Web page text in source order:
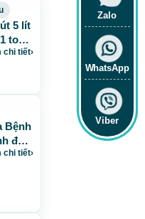
5 lít
to
chi tiết›
Bệnh
đa
chăm
chi tiết›
Zalo
WhatsApp
Viber